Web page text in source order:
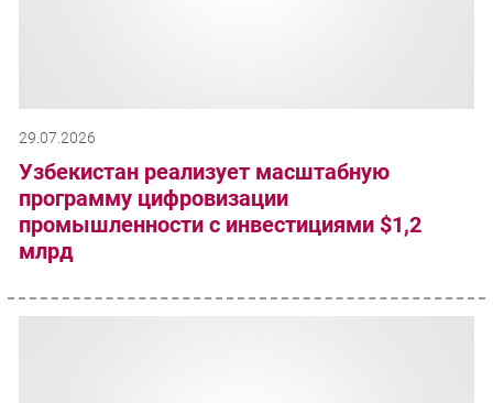
29.07.2026
Узбекистан реализует масштабную
программу цифровизации
промышленности с инвестициями $1,2
млрд